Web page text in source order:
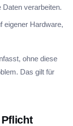
verarbeiten.
eigener Hardware,
ohne diese
Das gilt für